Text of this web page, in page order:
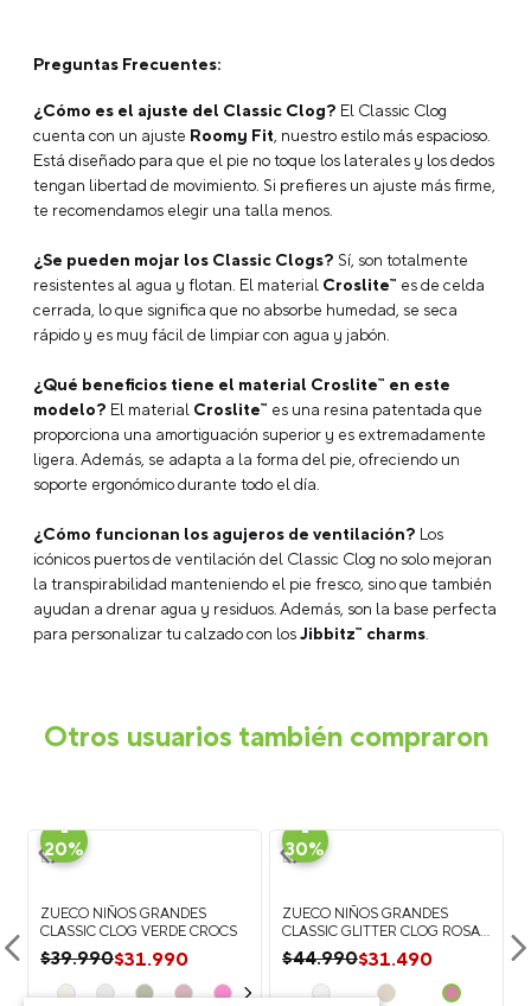
Preguntas Frecuentes:
¿Cómo es el ajuste del Classic Clog? El Classic Clog
cuenta con un ajuste Roomy Fit, nuestro estilo más espacioso.
Está diseñado para que el pie no toque los laterales y los dedos
tengan libertad de movimiento. Si prefieres un ajuste más firme,
te recomendamos elegir una talla menos.
¿Se pueden mojar los Classic Clogs? Sí, son totalmente
resistentes al agua y flotan. El material Croslite™ es de celda
cerrada, lo que significa que no absorbe humedad, se seca
rápido y es muy fácil de limpiar con agua y jabón.
¿Qué beneficios tiene el material Croslite™ en este
modelo? El material Croslite™ es una resina patentada que
proporciona una amortiguación superior y es extremadamente
ligera. Además, se adapta a la forma del pie, ofreciendo un
soporte ergonómico durante todo el día.
¿Cómo funcionan los agujeros de ventilación? Los
icónicos puertos de ventilación del Classic Clog no solo mejoran
la transpirabilidad manteniendo el pie fresco, sino que también
ayudan a drenar agua y residuos. Además, son la base perfecta
para personalizar tu calzado con losJibbitz™ charms.
Otros usuarios también compraron
-
20%
ZUECO NIÑOS GRANDES
CLASSIC CLOG VERDE CROCS
$39.990$31.990
-
30%
ZUECO NIÑOS GRANDES
CLASSIC GLITTER CLOG ROSA
CROCS
$44.990$31.490